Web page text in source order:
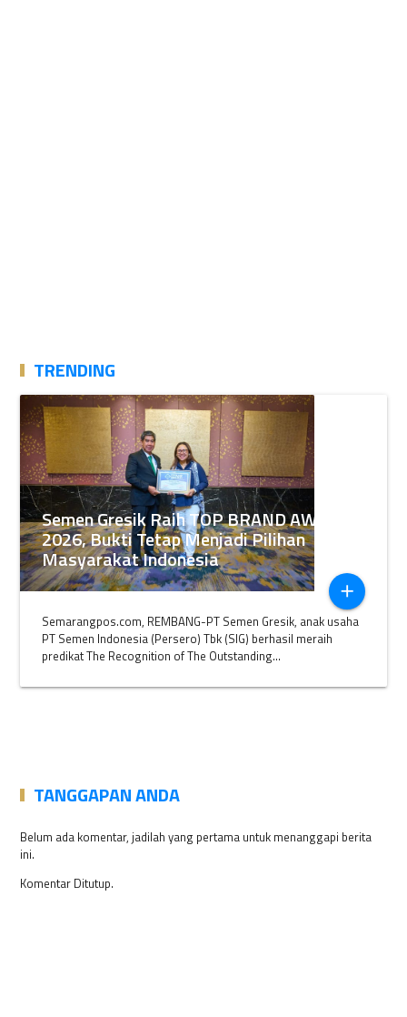
TRENDING
Semen Gresik Raih TOP BRAND AWARDS
2026, Bukti Tetap Menjadi Pilihan
Masyarakat Indonesia
add
Semarangpos.com, REMBANG-PT Semen Gresik, anak usaha
PT Semen Indonesia (Persero) Tbk (SIG) berhasil meraih
predikat The Recognition of The Outstanding...
TANGGAPAN ANDA
Belum ada komentar, jadilah yang pertama untuk menanggapi berita
ini.
Komentar Ditutup.